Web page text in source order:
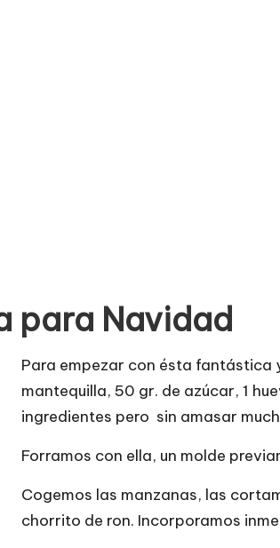
para Navidad
Para empezar con ésta fantástica
mantequilla, 50 gr. de azúcar, 1
ingredientes pero sin amasar
Forramos con ella, un molde
Cogemos las manzanas, las
chorrito de ron. Incorporamos